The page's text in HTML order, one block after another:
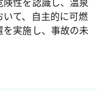
て、自主的に可燃
実施し、事故の未